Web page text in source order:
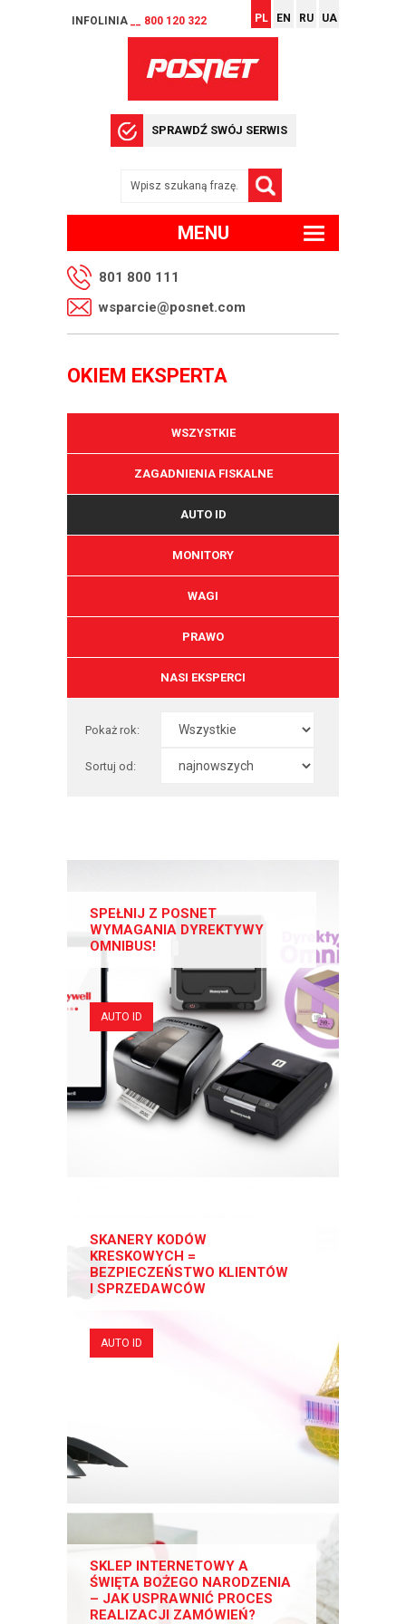
INFOLINIA __ 800 120 322 PL EN RU UA
SPRAWDŹ SWÓJ SERWIS
MENU
801 800 111
wsparcie@posnet.com
OKIEM EKSPERTA
WSZYSTKIE
ZAGADNIENIA FISKALNE
AUTO ID
MONITORY
WAGI
PRAWO
NASI EKSPERCI
Pokaż rok:
Sortuj od:
SPEŁNIJ Z POSNET
WYMAGANIA DYREKTYWY
OMNIBUS!
AUTO ID
SKANERY KODÓW
KRESKOWYCH =
BEZPIECZEŃSTWO KLIENTÓW
I SPRZEDAWCÓW
AUTO ID
SKLEP INTERNETOWY A
ŚWIĘTA BOŻEGO NARODZENIA
– JAK USPRAWNIĆ PROCES
REALIZACJI ZAMÓWIEŃ?